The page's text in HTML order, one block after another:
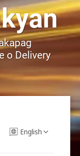
o Delivery